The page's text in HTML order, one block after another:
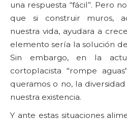
una respuesta “fácil”. Pero
que si construir muros,
nuestra vida, ayudara a
elemento sería la solución
Sin embargo, en la
cortoplacista "rompe
queramos o no, la
nuestra existencia.
Y ante estas situaciones